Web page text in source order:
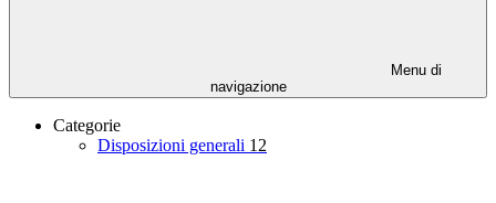
Menu di
navigazione
Categorie
Disposizioni generali 12